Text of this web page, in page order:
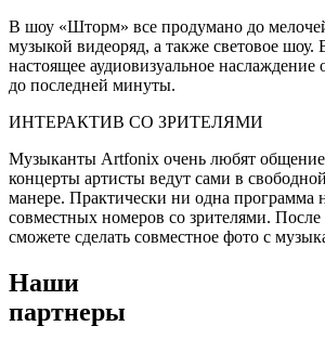
В шоу «Шторм» все продумано до
музыкой видеоряд, а также световое шоу.
настоящее аудиовизуальное наслаждение
до последней минуты.
ИНТЕРАКТИВ СО ЗРИТЕЛЯМИ
Музыканты Artfonix очень любят общение
концерты артисты ведут сами в
манере. Практически ни одна программа
совместных номеров со зрителями.
сможете сделать совместное фото с
Наши
партнеры